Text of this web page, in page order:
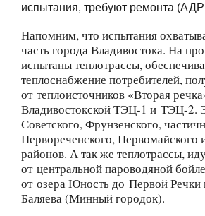
испытания, требуют ремонта
Напомним, что испытания
часть города Владивостока. На
испытаны теплотрассы,
теплоснабжение потребителей,
от теплоисточников «Вторая
Владивостокской ТЭЦ-1 и ТЭЦ-2.
Советского, Фрунзенского,
Первореченского, Первомайского
районов. А так же теплотрассы,
от центральной пароводяной
от озера Юность до Первой
Баляева (Минный городок).